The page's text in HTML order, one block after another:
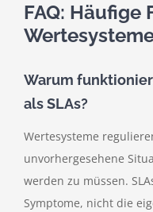
FAQ: Häufige
Warum
als SLAs?
Wertesysteme
unvorhergesehene
werden zu müssen.
Symptome, nicht die